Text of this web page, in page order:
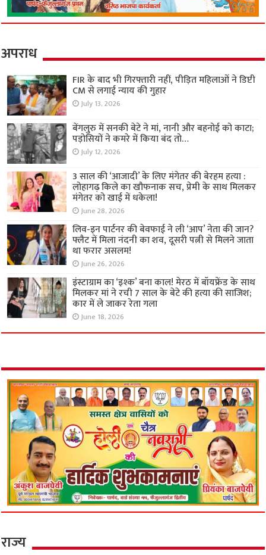
अपराध
FIR के बाद भी गिरफ्तारी नहीं, पीड़ित महिलाओं ने डिप्टी
CM से लगाई न्याय की गुहार
July 13, 2026
बेंगलुरु में सनकी बेटे ने मां, नानी और बहनोई को काटा;
पड़ोसियों ने कमरे में किया बंद तो…
July 12, 2026
3 साल की ‘आजादी’ के लिए मंगेतर की बेरहम हत्या :
लोहागढ़ किले का खौफनाक सच, प्रेमी के साथ मिलकर
मंगेतर को खाई में धकेला!
June 28, 2026
लिव-इन पार्टनर की बेवफाई ने ली ‘आप’ नेता की जान?
फ्लैट में मिला नंदनी का शव, दूसरी पत्नी से मिलने जाता
था फरार असलम!
June 26, 2026
इंस्टाग्राम का ‘इश्क’ बना काल! मेरठ में बॉयफ्रेंड के साथ
मिलकर मां ने रची 7 साल के बेटे की हत्या की साजिश;
कार में ले जाकर रेता गला
June 18, 2026
राज्य